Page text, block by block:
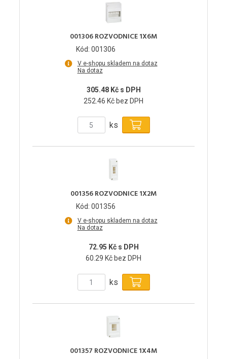
001306 ROZVODNICE 1X6M
Kód: 001306
V e-shopu skladem na dotaz
Na dotaz
305.48 Kč s DPH
252.46 Kč bez DPH
ks
001356 ROZVODNICE 1X2M
Kód: 001356
V e-shopu skladem na dotaz
Na dotaz
72.95 Kč s DPH
60.29 Kč bez DPH
ks
001357 ROZVODNICE 1X4M